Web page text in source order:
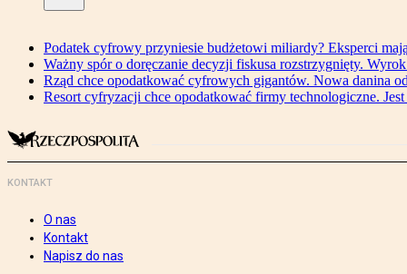
Podatek cyfrowy przyniesie budżetowi miliardy? Eksperci
Ważny spór o doręczanie decyzji fiskusa rozstrzygnięty.
Rząd chce opodatkować cyfrowych gigantów. Nowa danina
Resort cyfryzacji chce opodatkować firmy technologiczne.
KONTAKT
O nas
Kontakt
Napisz do nas